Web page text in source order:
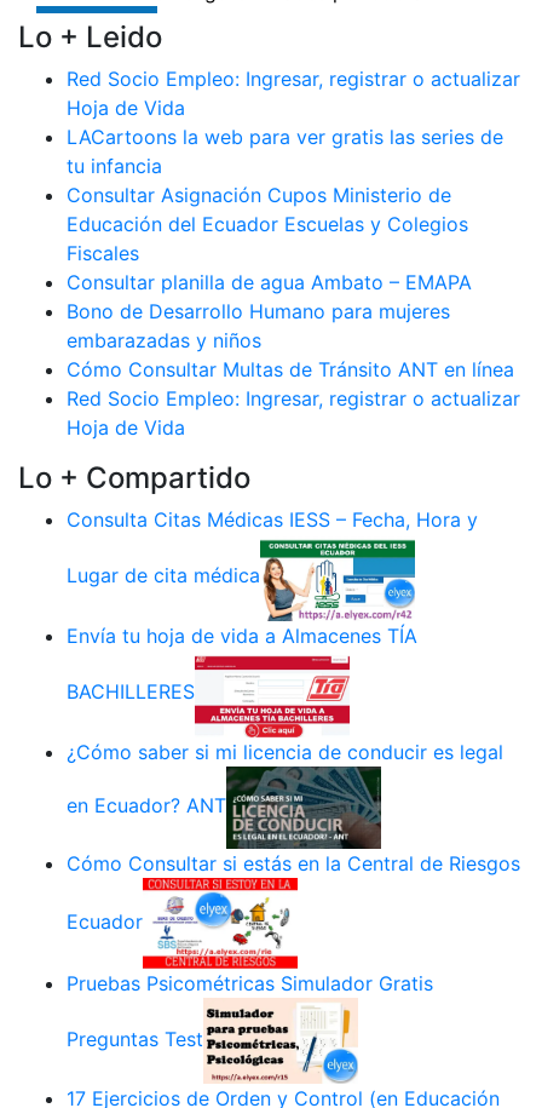
Lo + Leido
Red Socio Empleo: Ingresar, registrar o actualizar
Hoja de Vida
LACartoons la web para ver gratis las series de
tu infancia
Consultar Asignación Cupos Ministerio de
Educación del Ecuador Escuelas y Colegios
Fiscales
Consultar planilla de agua Ambato – EMAPA
Bono de Desarrollo Humano para mujeres
embarazadas y niños
Cómo Consultar Multas de Tránsito ANT en línea
Red Socio Empleo: Ingresar, registrar o actualizar
Hoja de Vida
Lo + Compartido
Consulta Citas Médicas IESS – Fecha, Hora y
Lugar de cita médica
Envía tu hoja de vida a Almacenes TÍA
BACHILLERES
¿Cómo saber si mi licencia de conducir es legal
en Ecuador? ANT
Cómo Consultar si estás en la Central de Riesgos
Ecuador
Pruebas Psicométricas Simulador Gratis
Preguntas Test
17 Ejercicios de Orden y Control (en Educación